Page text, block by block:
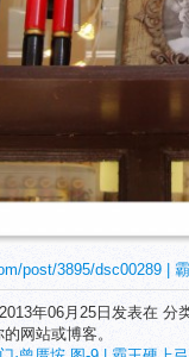
post/3895/dsc00289 |
年06月25日发表在 分
网站或博客。